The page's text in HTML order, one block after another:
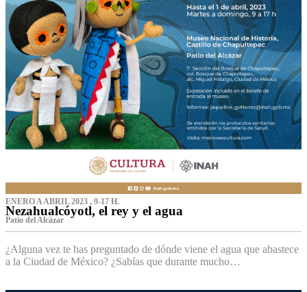
ENERO A ABRIL 2023 , 9-17 H.
Nezahualcóyotl, el rey y el agua
Patio del Alcázar
¿Alguna vez te has preguntado de dónde viene el agua que abastece
a la Ciudad de México? ¿Sabías que durante mucho…